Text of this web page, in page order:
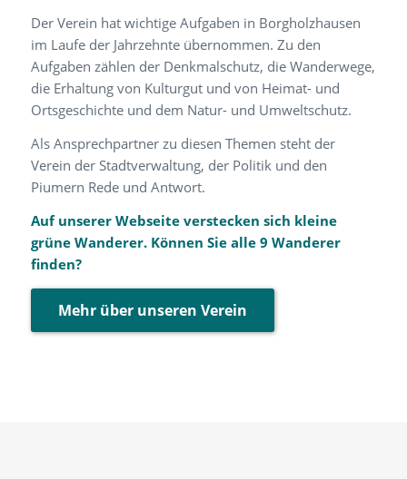
Der Verein hat wichtige Aufgaben in Borgholzhausen
im Laufe der Jahrzehnte übernommen. Zu den
Aufgaben zählen der Denkmalschutz, die Wanderwege,
die Erhaltung von Kulturgut und von Heimat- und
Ortsgeschichte und dem Natur- und Umweltschutz.
Als Ansprechpartner zu diesen Themen steht der
Verein der Stadtverwaltung, der Politik und den
Piumern Rede und Antwort.
Auf unserer Webseite verstecken sich kleine
grüne Wanderer. Können Sie alle 9 Wanderer
finden?
Mehr über unseren Verein